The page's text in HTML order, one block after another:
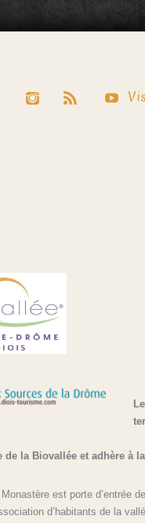
la Biovallée et adhère à
Monastère est porte d’entrée
d’habitants de la